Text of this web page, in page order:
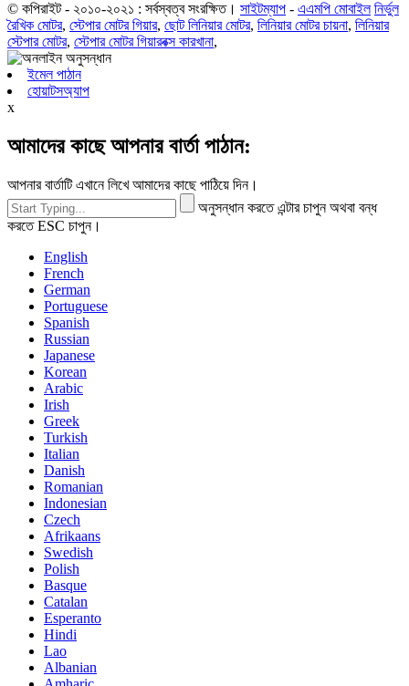
© কপিরাইট - ২০১০-২০২১ : সর্বস্বত্ব সংরক্ষিত। সাইটম্যাপ - এএমপি মোবাইল নির্ভুল
রৈখিক মোটর, স্টেপার মোটর গিয়ার, ছোট লিনিয়ার মোটর, লিনিয়ার মোটর চায়না, লিনিয়ার
স্টেপার মোটর, স্টেপার মোটর গিয়ারবক্স কারখানা,
ইমেল পাঠান
হোয়াটসঅ্যাপ
x
আমাদের কাছে আপনার বার্তা পাঠান:
আপনার বার্তাটি এখানে লিখে আমাদের কাছে পাঠিয়ে দিন।
অনুসন্ধান করতে এন্টার চাপুন অথবা বন্ধ
করতে ESC চাপুন।
English
French
German
Portuguese
Spanish
Russian
Japanese
Korean
Arabic
Irish
Greek
Turkish
Italian
Danish
Romanian
Indonesian
Czech
Afrikaans
Swedish
Polish
Basque
Catalan
Esperanto
Hindi
Lao
Albanian